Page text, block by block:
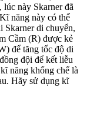
lúc này Skarner đã
năng này có thể
Skarner di chuyển,
Cầm (R) được kẻ
để tăng tốc độ di
đội để kết liễu
năng khống chế là
Hãy sử dụng kĩ